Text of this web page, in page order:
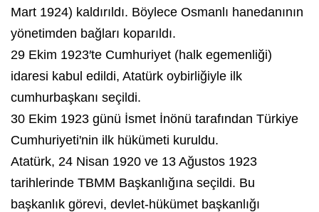
Mart 1924) kaldırıldı. Böylece Osmanlı hanedanının
yönetimden bağları koparıldı.
29 Ekim 1923′te Cumhuriyet (halk egemenliği)
idaresi kabul edildi, Atatürk oybirliğiyle ilk
cumhurbaşkanı seçildi.
30 Ekim 1923 günü İsmet İnönü tarafından Türkiye
Cumhuriyeti'nin ilk hükümeti kuruldu.
Atatürk, 24 Nisan 1920 ve 13 Ağustos 1923
tarihlerinde TBMM Başkanlığına seçildi. Bu
başkanlık görevi, devlet-hükümet başkanlığı